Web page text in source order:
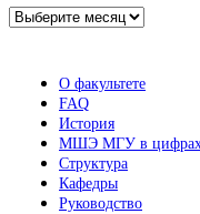
Архив
О факультете
FAQ
История
МШЭ МГУ в
Структура
Кафедры
Руководство